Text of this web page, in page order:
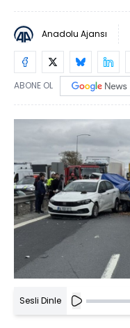
Anadolu Ajansı
ABONE OL
Sesli Dinle